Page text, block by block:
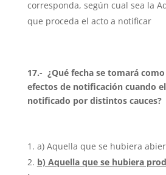
corresponda, según cual sea la
que proceda el acto a notificar
17.- ¿Qué fecha se tomará
efectos de notificación cuando
notificado por distintos cauces?
a) Aquella que se hubiera
b) Aquella que se hubiera